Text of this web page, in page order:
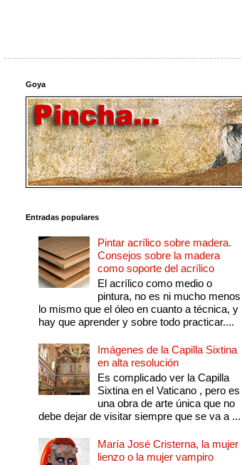
Goya
Entradas populares
Pintar acrílico sobre madera.
Consejos sobre la madera
como soporte del acrílico
El acrílico como medio o
pintura, no es ni mucho menos
lo mismo que el óleo en cuanto a técnica, y
hay que aprender y sobre todo practicar....
Imágenes de la Capilla Sixtina
en alta resolución
Es complicado ver la Capilla
Sixtina en el Vaticano , pero es
una obra de arte única que no
debe dejar de visitar siempre que se va a ...
María José Cristerna, la mujer
lienzo o la mujer vampiro